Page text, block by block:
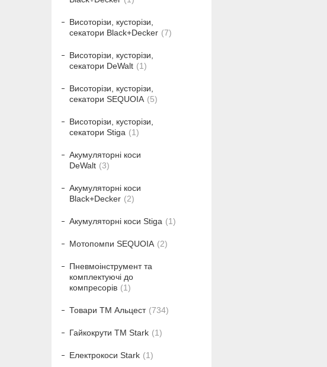
Висоторізи, кусторізи,
секатори Black+Decker
7
Висоторізи, кусторізи,
секатори DeWalt
1
Висоторізи, кусторізи,
секатори SEQUOIA
5
Висоторізи, кусторізи,
секатори Stiga
1
Акумуляторні коси
DeWalt
3
Акумуляторні коси
Black+Decker
2
Акумуляторні коси Stiga 1
Мотопомпи SEQUOIA 2
Пневмоінструмент та
комплектуючі до
компресорів
1
Товари ТМ Альцест 734
Гайкокрути ТМ Stark 1
Електрокоси Stark 1